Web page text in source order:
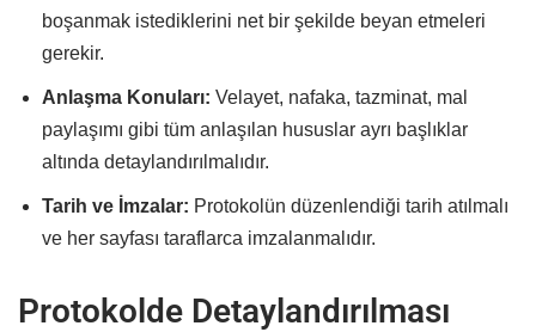
boşanmak istediklerini net bir şekilde beyan etmeleri
gerekir.
Anlaşma Konuları: Velayet, nafaka, tazminat, mal
paylaşımı gibi tüm anlaşılan hususlar ayrı başlıklar
altında detaylandırılmalıdır.
Tarih ve İmzalar: Protokolün düzenlendiği tarih atılmalı
ve her sayfası taraflarca imzalanmalıdır.
Protokolde Detaylandırılması